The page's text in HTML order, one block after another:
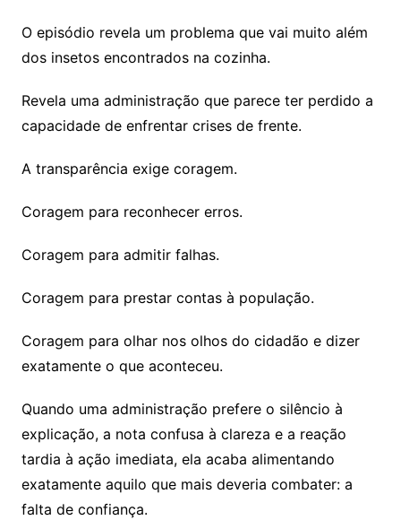
O episódio revela um problema que vai muito além
dos insetos encontrados na cozinha.
Revela uma administração que parece ter perdido a
capacidade de enfrentar crises de frente.
A transparência exige coragem.
Coragem para reconhecer erros.
Coragem para admitir falhas.
Coragem para prestar contas à população.
Coragem para olhar nos olhos do cidadão e dizer
exatamente o que aconteceu.
Quando uma administração prefere o silêncio à
explicação, a nota confusa à clareza e a reação
tardia à ação imediata, ela acaba alimentando
exatamente aquilo que mais deveria combater: a
falta de confiança.